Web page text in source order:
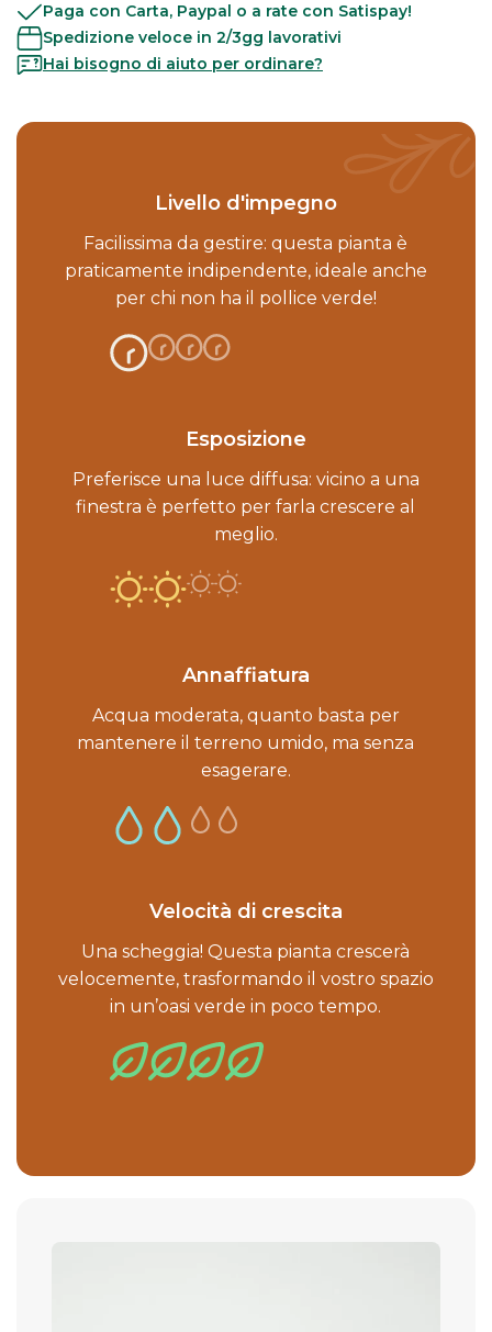
Paga con Carta, Paypal o a rate con Satispay!
Spedizione veloce in 2/3gg lavorativi
Hai bisogno di aiuto per ordinare?
Livello d'impegno
Facilissima da gestire: questa pianta è
praticamente indipendente, ideale anche
per chi non ha il pollice verde!
Esposizione
Preferisce una luce diffusa: vicino a una
finestra è perfetto per farla crescere al
meglio.
Annaffiatura
Acqua moderata, quanto basta per
mantenere il terreno umido, ma senza
esagerare.
Velocità di crescita
Una scheggia! Questa pianta crescerà
velocemente, trasformando il vostro spazio
in un’oasi verde in poco tempo.